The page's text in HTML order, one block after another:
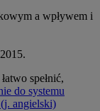
a wpływem i
spełnić,
do systemu
angielski)